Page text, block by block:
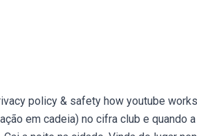
policy & safety how youtube
em cadeia) no cifra club e quando a